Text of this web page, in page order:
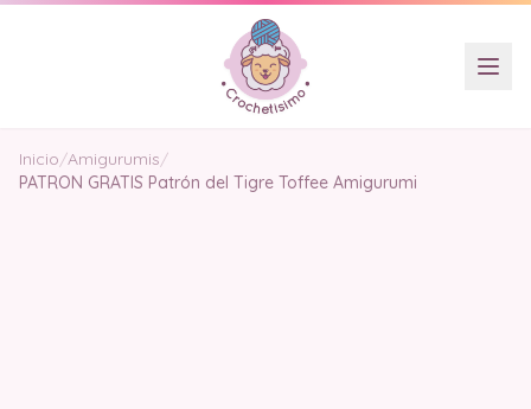
Inicio/Amigurumis/
PATRON GRATIS Patrón del Tigre Toffee Amigurumi